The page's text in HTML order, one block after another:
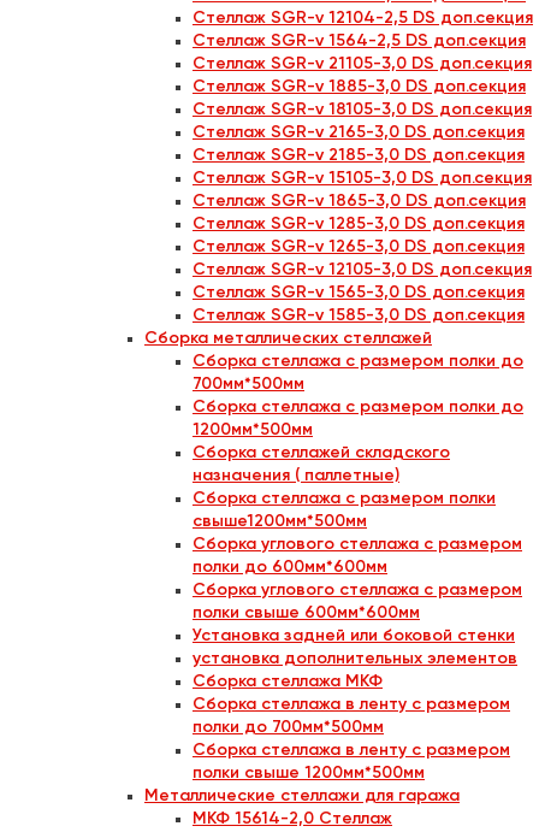
Стеллаж SGR-v 12104-2,5 DS доп.секция
Стеллаж SGR-v 1564-2,5 DS доп.секция
Стеллаж SGR-v 21105-3,0 DS доп.секция
Стеллаж SGR-v 1885-3,0 DS доп.секция
Стеллаж SGR-v 18105-3,0 DS доп.секция
Стеллаж SGR-v 2165-3,0 DS доп.секция
Стеллаж SGR-v 2185-3,0 DS доп.секция
Стеллаж SGR-v 15105-3,0 DS доп.секция
Стеллаж SGR-v 1865-3,0 DS доп.секция
Стеллаж SGR-v 1285-3,0 DS доп.секция
Стеллаж SGR-v 1265-3,0 DS доп.секция
Стеллаж SGR-v 12105-3,0 DS доп.секция
Стеллаж SGR-v 1565-3,0 DS доп.секция
Стеллаж SGR-v 1585-3,0 DS доп.секция
Сборка металлических стеллажей
Сборка стеллажа с размером полки до
700мм*500мм
Сборка стеллажа с размером полки до
1200мм*500мм
Сборка стеллажей складского
назначения ( паллетные)
Сборка стеллажа с размером полки
свыше1200мм*500мм
Сборка углового стеллажа с размером
полки до 600мм*600мм
Сборка углового стеллажа с размером
полки свыше 600мм*600мм
Установка задней или боковой стенки
установка дополнительных элементов
Сборка стеллажа МКФ
Сборка стеллажа в ленту с размером
полки до 700мм*500мм
Сборка стеллажа в ленту с размером
полки свыше 1200мм*500мм
Металлические стеллажи для гаража
МКФ 15614-2,0 Стеллаж